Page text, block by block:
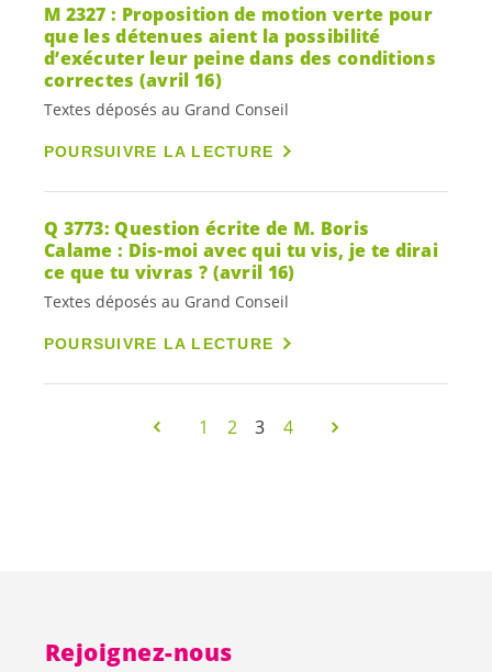
M 2327 : Proposition de motion verte pour
que les détenues aient la possibilité
d’exécuter leur peine dans des conditions
correctes (avril 16)
Textes déposés au Grand Conseil
POURSUIVRE LA LECTURE
Q 3773: Question écrite de M. Boris
Calame : Dis-moi avec qui tu vis, je te dirai
ce que tu vivras ? (avril 16)
Textes déposés au Grand Conseil
POURSUIVRE LA LECTURE
1 2 3 4
Rejoignez-nous